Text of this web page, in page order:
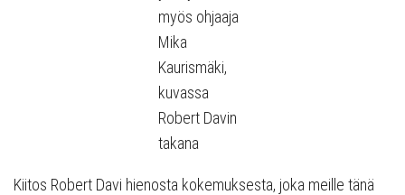
myös ohjaaja
Mika
Kaurismäki,
kuvassa
Robert Davin
takana
Kiitos Robert Davi hienosta kokemuksesta, joka meille tänä